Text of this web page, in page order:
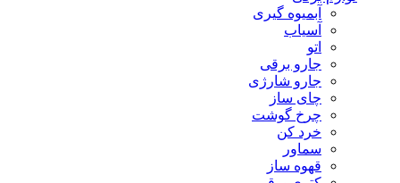
آبمیوه گیری
آسیاب
اتو
جارو برقی
جارو شارژی
چای ساز
چرخ گوشت
خرد کن
سماور
قهوه ساز